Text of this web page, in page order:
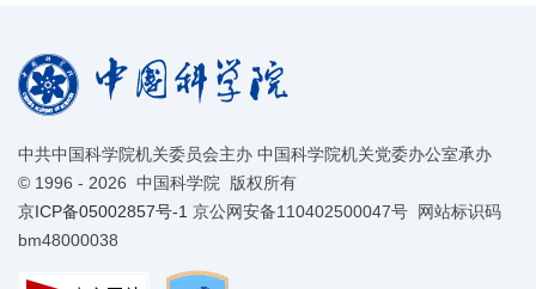
中共中国科学院机关委员会主办 中国科学院机关党委办公室承办
© 1996 - 2026 中国科学院 版权所有
京ICP备05002857号-1 京公网安备110402500047号 网站标识码
bm48000038